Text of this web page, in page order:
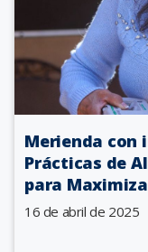
Merienda con
Prácticas de
para
16 de abril de 2025